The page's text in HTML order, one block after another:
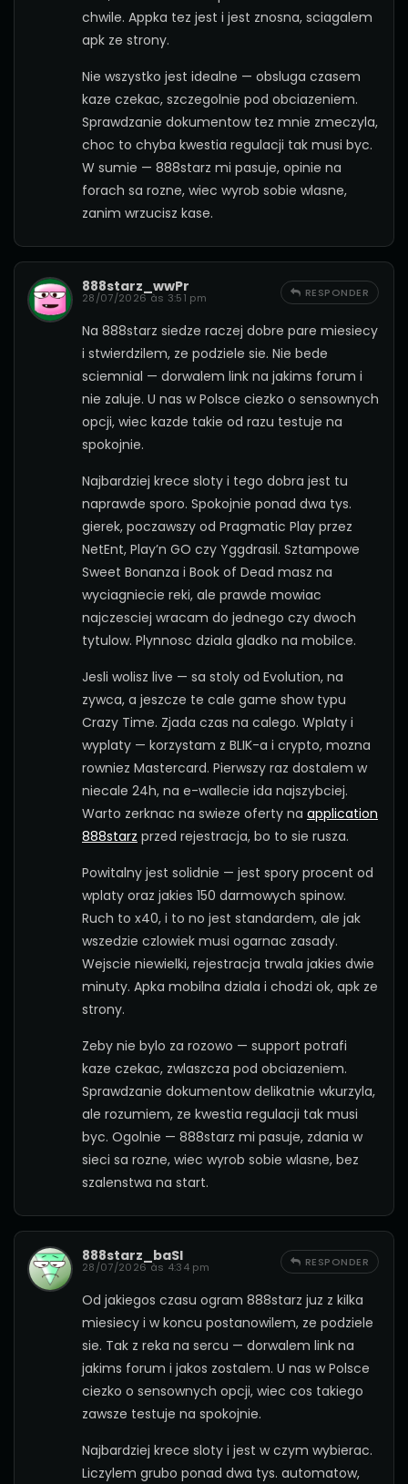
chwile. Appka tez jest i jest znosna, sciagalem
apk ze strony.
Nie wszystko jest idealne — obsluga czasem
kaze czekac, szczegolnie pod obciazeniem.
Sprawdzanie dokumentow tez mnie zmeczyla,
choc to chyba kwestia regulacji tak musi byc.
W sumie — 888starz mi pasuje, opinie na
forach sa rozne, wiec wyrob sobie wlasne,
zanim wrzucisz kase.
888starz_wwPr
28/07/2026 às 3:51 pm
Na 888starz siedze raczej dobre pare miesiecy
i stwierdzilem, ze podziele sie. Nie bede
sciemnial — dorwalem link na jakims forum i
nie zaluje. U nas w Polsce ciezko o sensownych
opcji, wiec kazde takie od razu testuje na
spokojnie.
Najbardziej krece sloty i tego dobra jest tu
naprawde sporo. Spokojnie ponad dwa tys.
gierek, poczawszy od Pragmatic Play przez
NetEnt, Play’n GO czy Yggdrasil. Sztampowe
Sweet Bonanza i Book of Dead masz na
wyciagniecie reki, ale prawde mowiac
najczesciej wracam do jednego czy dwoch
tytulow. Plynnosc dziala gladko na mobilce.
Jesli wolisz live — sa stoly od Evolution, na
zywca, a jeszcze te cale game show typu
Crazy Time. Zjada czas na calego. Wplaty i
wyplaty — korzystam z BLIK-a i crypto, mozna
rowniez Mastercard. Pierwszy raz dostalem w
niecale 24h, na e-wallecie ida najszybciej.
Warto zerknac na swieze oferty na application
888starz przed rejestracja, bo to sie rusza.
Powitalny jest solidnie — jest spory procent od
wplaty oraz jakies 150 darmowych spinow.
Ruch to x40, i to no jest standardem, ale jak
wszedzie czlowiek musi ogarnac zasady.
Wejscie niewielki, rejestracja trwala jakies dwie
minuty. Apka mobilna dziala i chodzi ok, apk ze
strony.
Zeby nie bylo za rozowo — support potrafi
kaze czekac, zwlaszcza pod obciazeniem.
Sprawdzanie dokumentow delikatnie wkurzyla,
ale rozumiem, ze kwestia regulacji tak musi
byc. Ogolnie — 888starz mi pasuje, zdania w
sieci sa rozne, wiec wyrob sobie wlasne, bez
szalenstwa na start.
RESPONDER
888starz_baSl
28/07/2026 às 4:34 pm
Od jakiegos czasu ogram 888starz juz z kilka
miesiecy i w koncu postanowilem, ze podziele
sie. Tak z reka na sercu — dorwalem link na
jakims forum i jakos zostalem. U nas w Polsce
ciezko o sensownych opcji, wiec cos takiego
zawsze testuje na spokojnie.
Najbardziej krece sloty i jest w czym wybierac.
Liczylem grubo ponad dwa tys. automatow,
RESPONDER